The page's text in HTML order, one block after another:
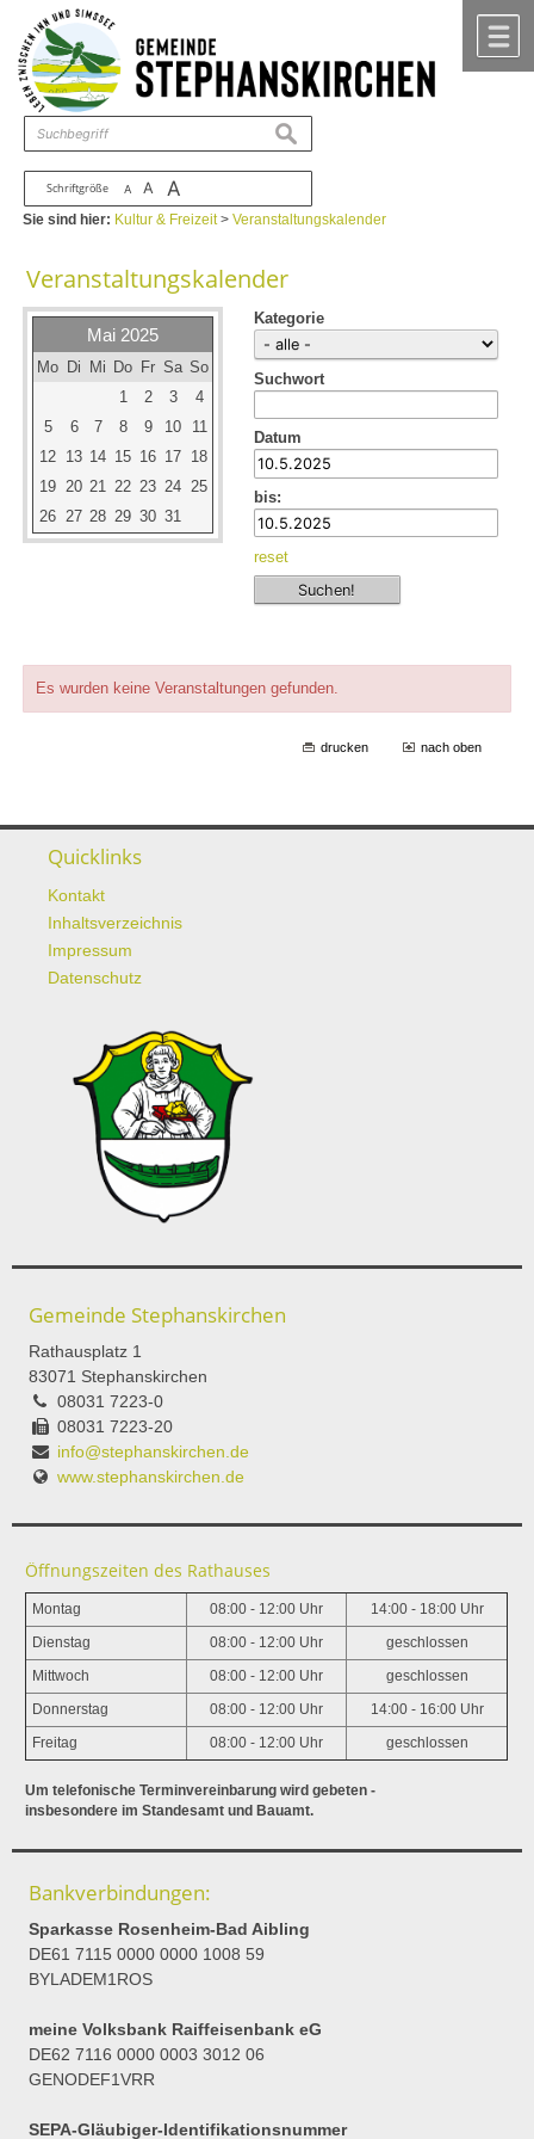
Zum Inhalt ,zur Navigation
Schriftgröße A A A
suchen
Sie sind hier: Kultur & Freizeit>Veranstaltungskalender
Veranstaltungskalender
Mai 2025
Mo Di Mi Do Fr Sa So
1
2 3
4
5
6 7 8 9 10
11
12 13 14 15 16 17 18
19 20 21 22 23 24 25
26 27 28 29 30 31
Kategorie
Suchwort
Datum
bis:
reset
Es wurden keine Veranstaltungen gefunden.
drucken nach oben
Quicklinks
Kontakt
Inhaltsverzeichnis
Impressum
Datenschutz
Gemeinde Stephanskirchen
Rathausplatz 1
83071 Stephanskirchen
08031 7223-0
08031 7223-20
info@stephanskirchen.de
www.stephanskirchen.de
Öffnungszeiten des Rathauses
Montag 08:00 - 12:00 Uhr 14:00 - 18:00 Uhr
Dienstag 08:00 - 12:00 Uhr geschlossen
Mittwoch 08:00 - 12:00 Uhr geschlossen
Donnerstag 08:00 - 12:00 Uhr 14:00 - 16:00 Uhr
Freitag 08:00 - 12:00 Uhr geschlossen
Um telefonische Terminvereinbarung wird gebeten -
insbesondere im Standesamt und Bauamt.
Bankverbindungen:
Sparkasse Rosenheim-Bad Aibling
DE61 7115 0000 0000 1008 59
BYLADEM1ROS
meine Volksbank Raiffeisenbank eG
DE62 7116 0000 0003 3012 06
GENODEF1VRR
SEPA-Gläubiger-Identifikationsnummer